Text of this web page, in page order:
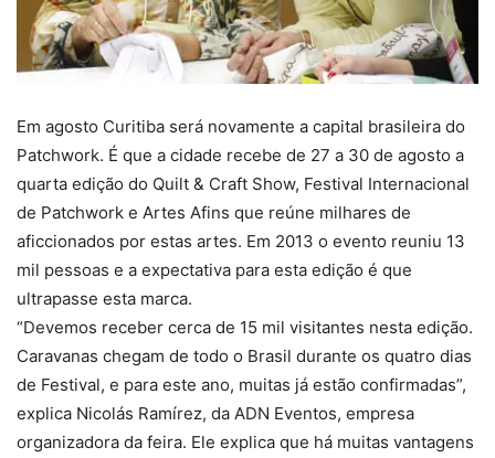
Em agosto Curitiba será novamente a capital brasileira do
Patchwork. É que a cidade recebe de 27 a 30 de agosto a
quarta edição do Quilt & Craft Show, Festival Internacional
de Patchwork e Artes Afins que reúne milhares de
aficcionados por estas artes. Em 2013 o evento reuniu 13
mil pessoas e a expectativa para esta edição é que
ultrapasse esta marca.
“Devemos receber cerca de 15 mil visitantes nesta edição.
Caravanas chegam de todo o Brasil durante os quatro dias
de Festival, e para este ano, muitas já estão confirmadas”,
explica Nicolás Ramírez, da ADN Eventos, empresa
organizadora da feira. Ele explica que há muitas vantagens